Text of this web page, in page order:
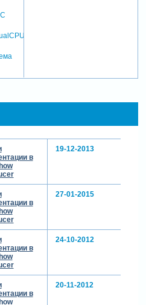
в
19-12-2013
в
27-01-2015
в
24-10-2012
в
20-11-2012